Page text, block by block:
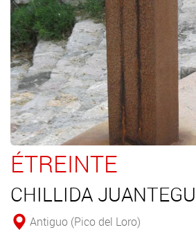
ÉTREINTE
CHILLIDA
Antiguo (Pico del Loro)